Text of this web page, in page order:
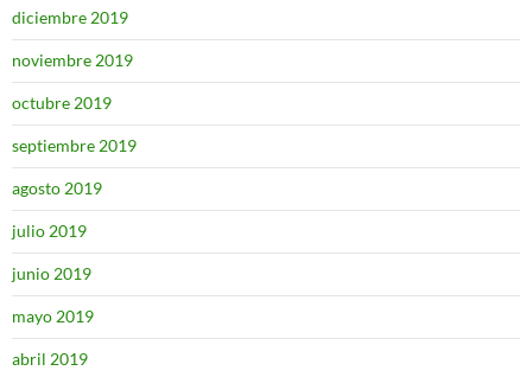
diciembre 2019
noviembre 2019
octubre 2019
septiembre 2019
agosto 2019
julio 2019
junio 2019
mayo 2019
abril 2019